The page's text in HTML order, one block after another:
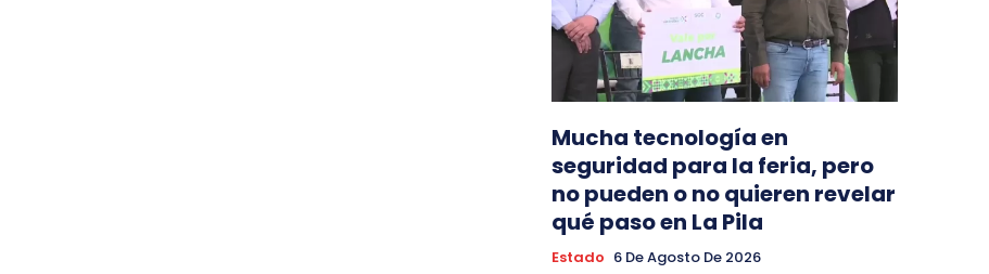
Mucha tecnología en
seguridad para la feria, pero
no pueden o no quieren revelar
qué paso en La Pila
Estado 6 De Agosto De 2026